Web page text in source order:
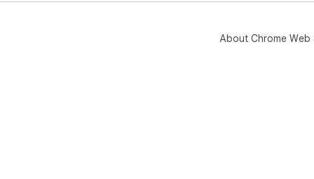
About Chrome Web